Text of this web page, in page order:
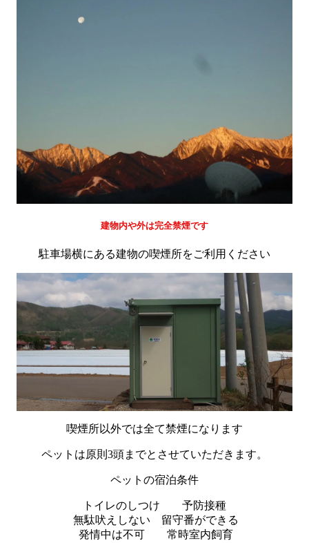
建物内や外は完全禁煙です
駐車場横にある建物の喫煙所をご利用ください
喫煙所以外では全て禁煙になります
ペットは原則3頭までとさせていただきます。
ペットの宿泊条件
トイレのしつけ 予防接種
無駄吠えしない 留守番ができる
発情中は不可 常時室内飼育